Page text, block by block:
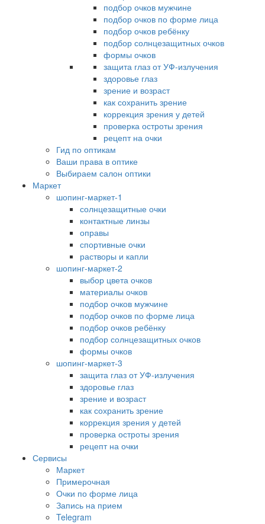
подбор очков мужчине
подбор очков по форме лица
подбор очков ребёнку
подбор солнцезащитных очков
формы очков
защита глаз от УФ-излучения
здоровье глаз
зрение и возраст
как сохранить зрение
коррекция зрения у детей
проверка остроты зрения
рецепт на очки
Гид по оптикам
Ваши права в оптике
Выбираем салон оптики
Маркет
шопинг-маркет-1
солнцезащитные очки
контактные линзы
оправы
спортивные очки
растворы и капли
шопинг-маркет-2
выбор цвета очков
материалы очков
подбор очков мужчине
подбор очков по форме лица
подбор очков ребёнку
подбор солнцезащитных очков
формы очков
шопинг-маркет-3
защита глаз от УФ-излучения
здоровье глаз
зрение и возраст
как сохранить зрение
коррекция зрения у детей
проверка остроты зрения
рецепт на очки
Сервисы
Маркет
Примерочная
Очки по форме лица
Запись на прием
Telegram